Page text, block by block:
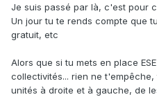
Je suis passé par là, c'est pour
Un jour tu te rends compte que
gratuit, etc
Alors que si tu mets en place
collectivités... rien ne
unités à droite et à gauche, de